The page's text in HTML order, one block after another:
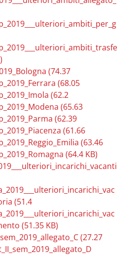
(74.37
(68.05
(62.2
(65.63
(62.39
(61.66
(63.46
(64.4 KB)
(51.4
(51.35 KB)
(27.27